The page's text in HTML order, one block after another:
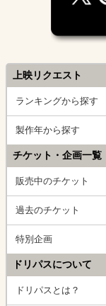
上映リクエスト
ランキングから探す
製作年から探す
チケット・企画一覧
販売中のチケット
過去のチケット
特別企画
ドリパスについて
ドリパスとは？